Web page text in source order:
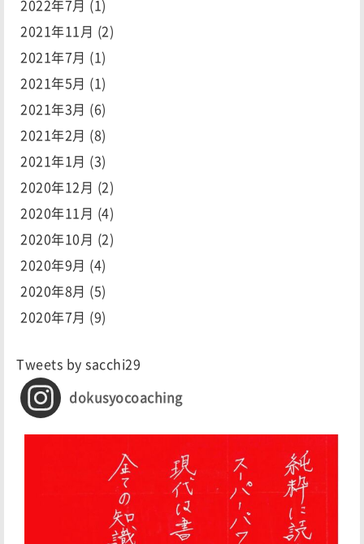
2022年7月 (1)
2021年11月 (2)
2021年7月 (1)
2021年5月 (1)
2021年3月 (6)
2021年2月 (8)
2021年1月 (3)
2020年12月 (2)
2020年11月 (4)
2020年10月 (2)
2020年9月 (4)
2020年8月 (5)
2020年7月 (9)
Tweets by sacchi29
dokusyocoaching